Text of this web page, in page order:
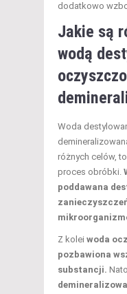
dodatkowo
Jakie są
wodą
Woda
różnych celów,
proces obróbki.
poddawana
Z kolei woda
pozbawiona
substancji.